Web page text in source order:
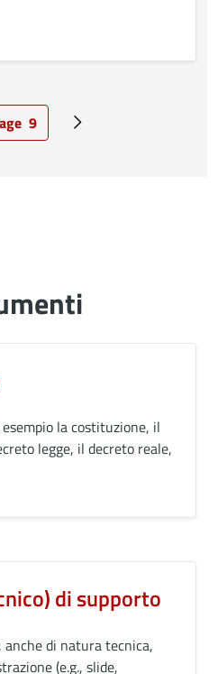
A: DICHIARAZIONE DI INIZIO
Pagina attuale
9 Pagina successiva
la costituzione, il
legge, il decreto reale,
di supporto
di natura tecnica,
(e.g., slide,